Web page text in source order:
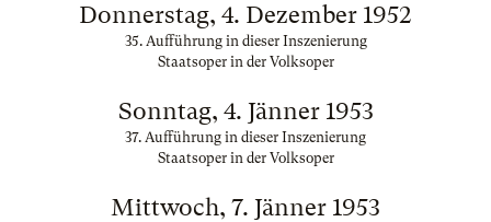
Donnerstag, 4. Dezember 1952
35. Aufführung in dieser Inszenierung
Staatsoper in der Volksoper
Sonntag, 4. Jänner 1953
37. Aufführung in dieser Inszenierung
Staatsoper in der Volksoper
Mittwoch, 7. Jänner 1953